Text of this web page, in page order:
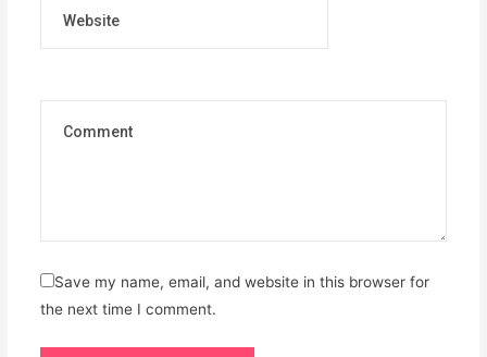
Save my name, email, and website in this browser for
the next time I comment.